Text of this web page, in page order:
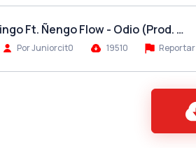
Ft. Ñengo Flow - Odio (Prod. …
Por Juniorcit0 19510 Reportar